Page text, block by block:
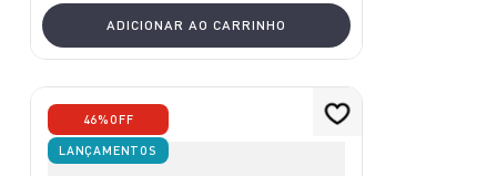
ADICIONAR AO CARRINHO
46%OFF
LANÇAMENTOS